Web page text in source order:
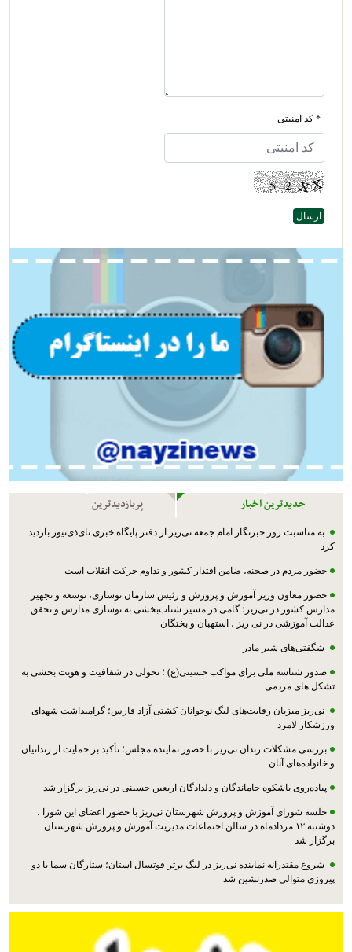
* کد امنیتی
جدیدترین اخبار پربازدیدترین
به مناسبت روز خبرنگار امام جمعه نی‌ریز از دفتر پایگاه خبری نای‌ذی‌نیوز بازدید
کرد
حضور مردم در صحنه، ضامن اقتدار کشور و تداوم حرکت انقلاب است
حضور معاون وزیر آموزش و پرورش و رئیس سازمان نوسازی، توسعه و تجهیز
مدارس کشور در نی‌ریز؛ گامی در مسیر شتاب‌بخشی به نوسازی مدارس و تحقق
عدالت آموزشی در نی ریز ، استهبان و بختگان
شگفتی‌های شیر مادر
صدور شناسه ملی برای مواکب حسینی(ع) ؛ تحولی در شفافیت و هویت بخشی به
تشکل های مردمی
نی‌ریز میزبان رقابت‌های لیگ نوجوانان کشتی آزاد فارس؛ گرامیداشت شهدای
ورزشکار لامرد
بررسی مشکلات زندان نی‌ریز با حضور نماینده مجلس؛ تأکید بر حمایت از زندانیان
و خانواده‌های آنان
پیاده‌روی باشکوه جاماندگان و دلدادگان اربعین حسینی در نی‌ریز برگزار شد
جلسه شورای آموزش و پرورش شهرستان نی‌ریز با حضور اعضای این شورا ،
دوشنبه ۱۲ مردادماه در سالن اجتماعات مدیریت آموزش و پرورش شهرستان
برگزار شد
شروع مقتدرانه نماینده نی‌ریز در لیگ برتر فوتسال استان؛ ستارگان سما با دو
پیروزی متوالی صدرنشین شد